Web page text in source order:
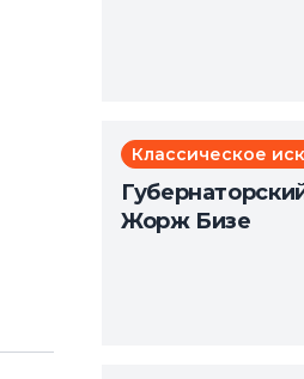
Классическое
Жорж Бизе